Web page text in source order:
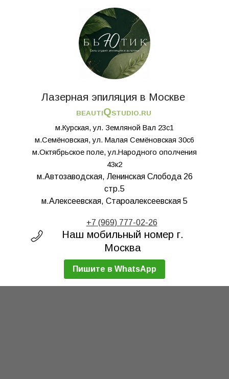
Лазерная эпиляция в Москве
BEAUTIQSTUDIO.RU
м.Курская, ул. Земляной Вал 23с1
м.Семёновская, ул. Малая Семёновская 30с6
м.Октябрьское поле, ул.Народного ополчения
43к2
м.Автозаводская, Ленинская Слобода 26
стр.5
м.Алексеевская, Староалексеевская 5
+7 (969) 777-02-26
Наш мобильный номер г.
Москва
Пишите в WhatsApp